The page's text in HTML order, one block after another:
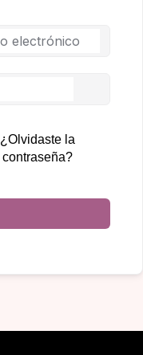
¿Olvidaste la
contraseña?